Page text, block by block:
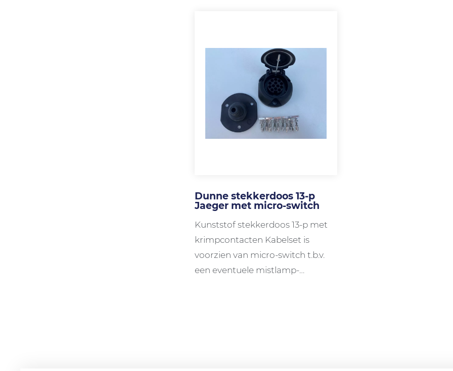
Dunne stekkerdoos 13-p
Jaeger met micro-switch
Kunststof stekkerdoos 13-p met
krimpcontacten Kabelset is
voorzien van micro-switch t.b.v.
een eventuele mistlamp-